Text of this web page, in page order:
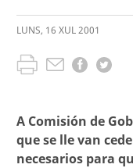
LUNS, 16 XUL2001
A Comisión de
que se lle van
necesarios para